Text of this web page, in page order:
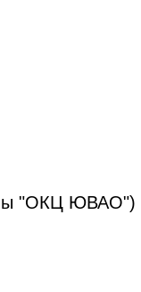
"ОКЦ ЮВАО")